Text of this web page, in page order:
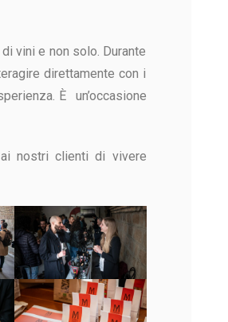
vini e non solo. Durante
direttamente con i
È un’occasione
nostri clienti di vivere